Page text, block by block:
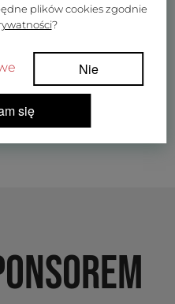
plików cookies zgodnie
?
Nie
się